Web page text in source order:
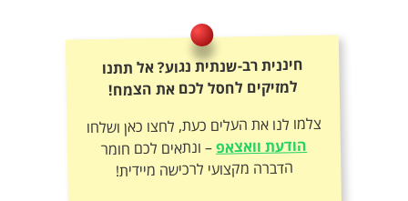
חיננית רב-שנתית נגוע? אל תתנו
למזיקים לחסל לכם את הצמח!
צלמו לנו את העלים כעת, לחצו כאן ושלחו
הודעת וואצאפ– ונתאים לכם חומר
הדברה מקצועי לרכישה מיידית!